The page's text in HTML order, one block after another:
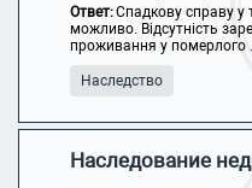
Ответ:Спадкову справу у
можливо. Відсутність
проживання у померлого
Наследство
Наследование